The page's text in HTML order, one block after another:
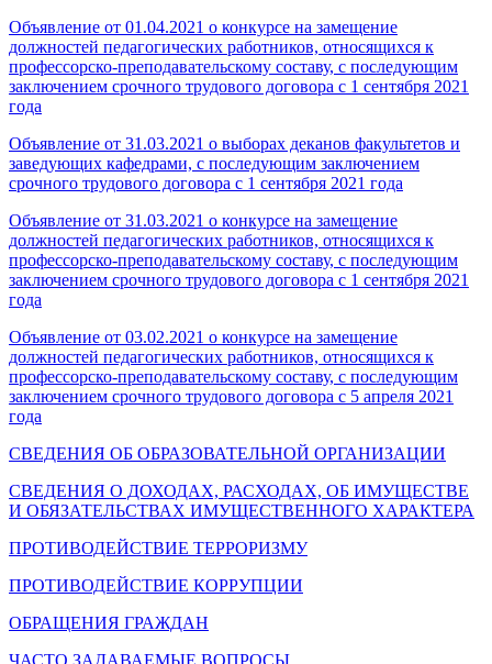
Объявление от 01.04.2021 о конкурсе на замещение
должностей педагогических работников, относящихся к
профессорско-преподавательскому составу, с последующим
заключением срочного трудового договора с 1 сентября 2021
года
Объявление от 31.03.2021 о выборах деканов факультетов и
заведующих кафедрами, с последующим заключением
срочного трудового договора с 1 сентября 2021 года
Объявление от 31.03.2021 о конкурсе на замещение
должностей педагогических работников, относящихся к
профессорско-преподавательскому составу, с последующим
заключением срочного трудового договора с 1 сентября 2021
года
Объявление от 03.02.2021 о конкурсе на замещение
должностей педагогических работников, относящихся к
профессорско-преподавательскому составу, с последующим
заключением срочного трудового договора с 5 апреля 2021
года
СВЕДЕНИЯ ОБ ОБРАЗОВАТЕЛЬНОЙ ОРГАНИЗАЦИИ
СВЕДЕНИЯ О ДОХОДАХ, РАСХОДАХ, ОБ ИМУЩЕСТВЕ
И ОБЯЗАТЕЛЬСТВАХ ИМУЩЕСТВЕННОГО ХАРАКТЕРА
ПРОТИВОДЕЙСТВИЕ ТЕРРОРИЗМУ
ПРОТИВОДЕЙСТВИЕ КОРРУПЦИИ
ОБРАЩЕНИЯ ГРАЖДАН
ЧАСТО ЗАДАВАЕМЫЕ ВОПРОСЫ